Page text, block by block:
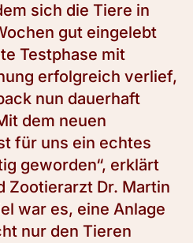
sich die Tiere in
gut eingelebt
Testphase mit
erfolgreich verlief,
nun dauerhaft
dem neuen
für uns ein echtes
geworden“, erklärt
Zootierarzt Dr. Martin
war es, eine Anlage
nur den Tieren